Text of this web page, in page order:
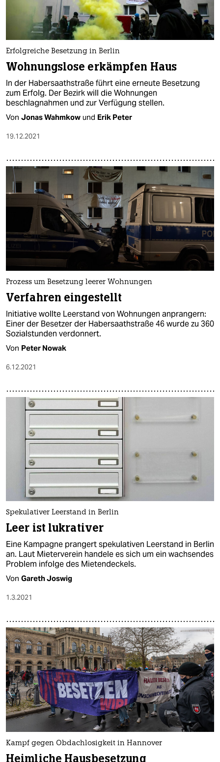
Erfolgreiche Besetzung in Berlin
Wohnungslose erkämpfen Haus
In der Habersaathstraße führt eine erneute Besetzung
zum Erfolg. Der Bezirk will die Wohnungen
beschlagnahmen und zur Verfügung stellen.
Von Jonas Wahmkow und Erik Peter
19.12.2021
Prozess um Besetzung leerer Wohnungen
Verfahren eingestellt
Initiative wollte Leerstand von Wohnungen anprangern:
Einer der Besetzer der Habersaathstraße 46 wurde zu 360
Sozialstunden verdonnert.
Von Peter Nowak
6.12.2021
Spekulativer Leerstand in Berlin
Leer ist lukrativer
Eine Kampagne prangert spekulativen Leerstand in Berlin
an. Laut Mieterverein handele es sich um ein wachsendes
Problem infolge des Mietendeckels.
Von Gareth Joswig
1.3.2021
Kampf gegen Obdachlosigkeit in Hannover
Heimliche Hausbesetzung